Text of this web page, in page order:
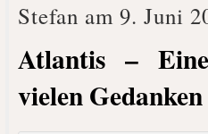
Stefan am 9. Juni
Atlantis –
vielen